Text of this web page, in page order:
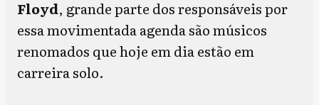
Floyd, grande parte dos responsáveis por
essa movimentada agenda são músicos
renomados que hoje em dia estão em
carreira solo.